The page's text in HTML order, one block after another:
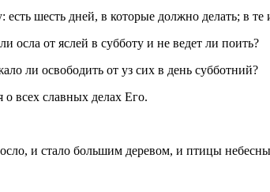
шесть дней, в которые должно делать; в
осла от яслей в субботу и не ведет ли поить?
ли освободить от уз сих в день субботний?
всех славных делах Его.
и стало большим деревом, и птицы